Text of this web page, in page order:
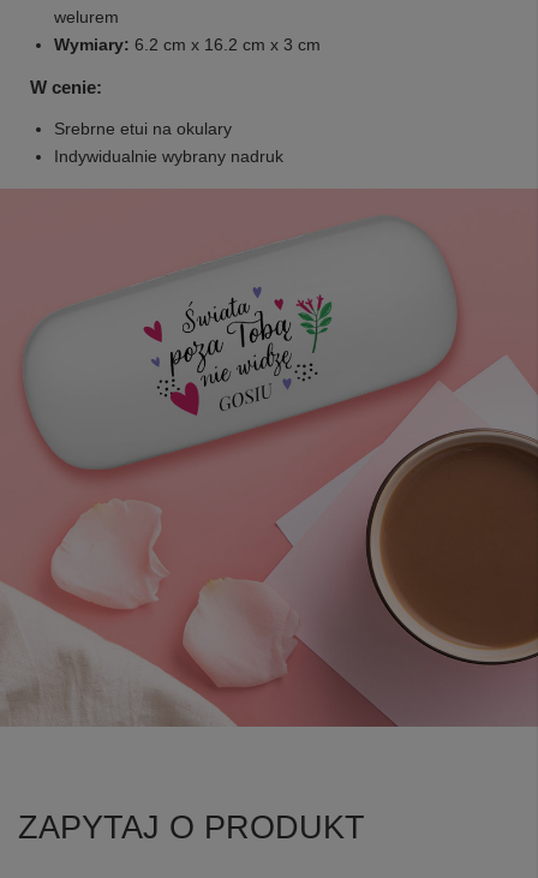
welurem
Wymiary: 6.2 cm x 16.2 cm x 3 cm
W cenie:
Srebrne etui na okulary
Indywidualnie wybrany nadruk
ZAPYTAJ O PRODUKT